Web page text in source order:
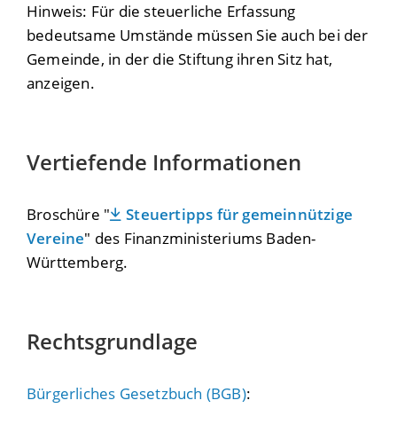
Hinweis: Für die steuerliche Erfassung
bedeutsame Umstände müssen Sie auch bei der
Gemeinde, in der die Stiftung ihren Sitz hat,
anzeigen.
Vertiefende Informationen
Broschüre "
Steuertipps für gemeinnützige
Vereine" des Finanzministeriums Baden-
Württemberg.
Rechtsgrundlage
Bürgerliches Gesetzbuch (BGB):